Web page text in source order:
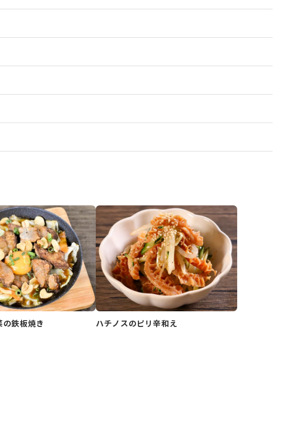
の鉄板焼き ハチノスのピリ辛和え